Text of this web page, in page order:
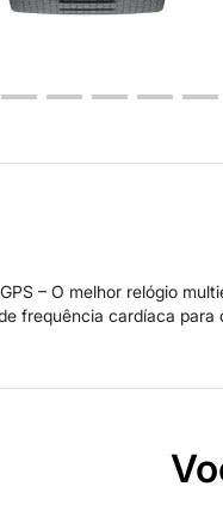
– O melhor relógio
frequência cardíaca para